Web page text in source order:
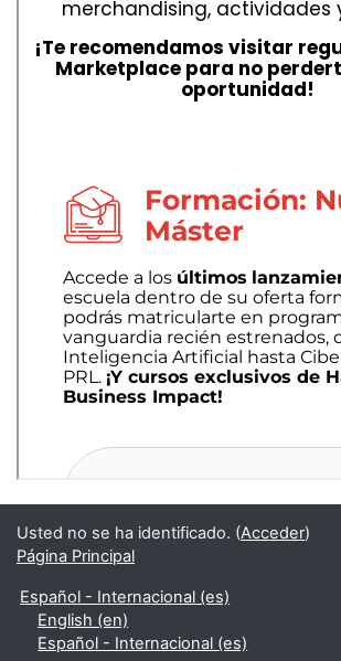
Usted no se ha identificado. (Acceder)
Página Principal
Español - Internacional ‎(es)‎
English ‎(en)‎
Español - Internacional ‎(es)‎